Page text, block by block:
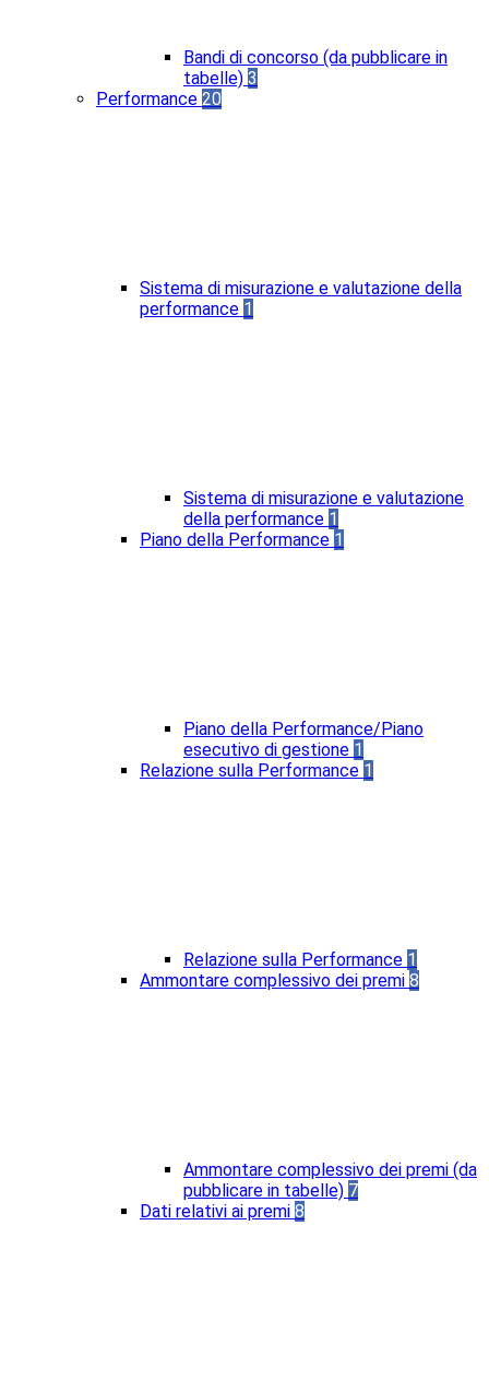
Bandi di concorso (da pubblicare in
tabelle) 3
Performance 20
Sistema di misurazione e valutazione della
performance 1
Sistema di misurazione e valutazione
della performance 1
Piano della Performance 1
Piano della Performance/Piano
esecutivo di gestione 1
Relazione sulla Performance 1
Relazione sulla Performance 1
Ammontare complessivo dei premi 8
Ammontare complessivo dei premi (da
pubblicare in tabelle) 7
Dati relativi ai premi 8